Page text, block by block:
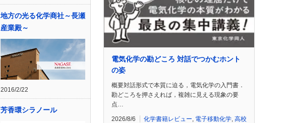
地方の光る化学商社～長瀬
産業殿～
2016/2/22
芳香環シラノール
電気化学の勘どころ 対話でつかむホント
の姿
概要対話形式で本質に迫る，電気化学の入門書．
勘どころを押さえれば，複雑に見える現象の要
点…
2026/8/6 化学書籍レビュー 電子移動化学 高校